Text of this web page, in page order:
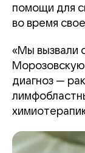
помощи для
во время
«Мы вызвали
Морозовскую
диагноз —